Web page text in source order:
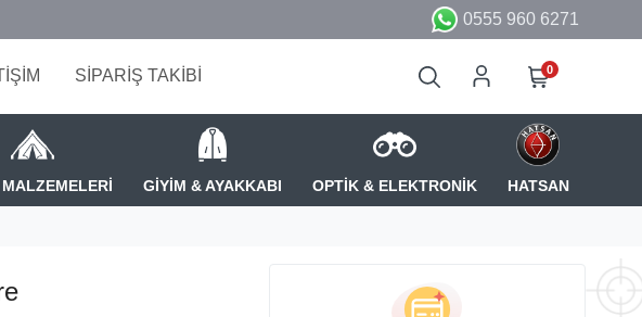
0555 960 6271
SİPARİŞ TAKİBİ 0
GİYİM & AYAKKABI OPTİK & ELEKTRONİK HATSAN